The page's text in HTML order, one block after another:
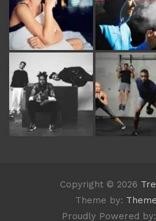
Copyright © 2026
Theme by:
Proudly Powered by: